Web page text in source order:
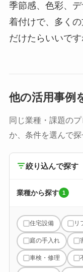
季節感、色彩、
着付けで、多く
だけたらいいです
他の活用事例
同じ業種・課題の
か、条件を選んで探
絞り込んで探す
業種から探す 1
住宅設備 リ
庭の手入れ
車検・修理